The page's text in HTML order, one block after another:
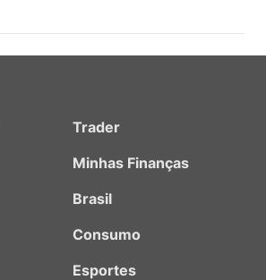
Trader
Minhas Finanças
Brasil
Consumo
Esportes